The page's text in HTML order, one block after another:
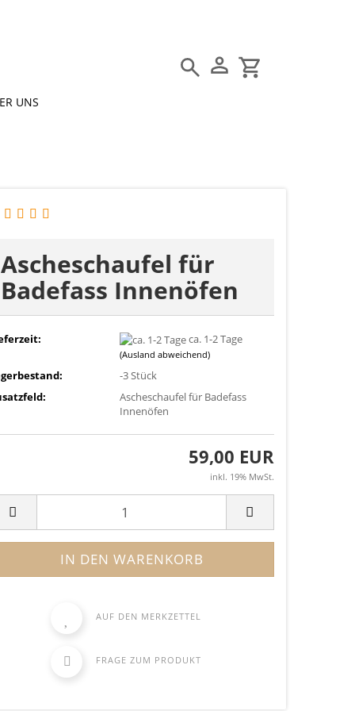
Konto erstellen
Passwort vergessen?
UNS
Ascheschaufel für
Badefass Innenöfen
ca. 1-2 Tage
(Ausland abweichend)
-3Stück
Ascheschaufel für Badefass
Innenöfen
59,00 EUR
inkl. 19% MwSt.
AUF DEN MERKZETTEL
FRAGE ZUM PRODUKT